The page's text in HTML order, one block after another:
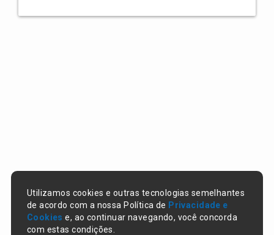
Utilizamos cookies e outras tecnologias semelhantes
de acordo com a nossa Política de Privacidade e
Cookies e, ao continuar navegando, você concorda
com estas condições.